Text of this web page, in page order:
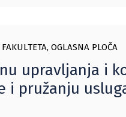
, OGLASNA PLOČA
upravljanja i
i pružanju